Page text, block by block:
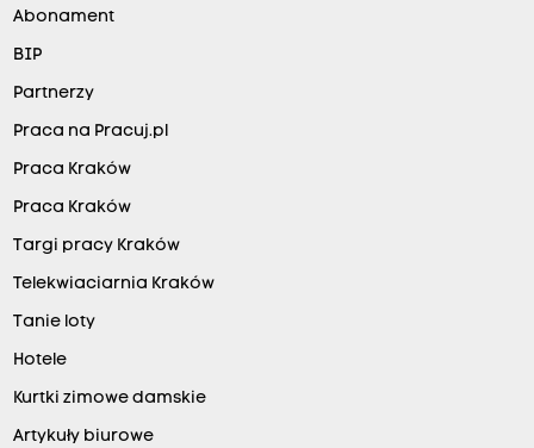
Abonament
BIP
Partnerzy
Praca na Pracuj.pl
Praca Kraków
Praca Kraków
Targi pracy Kraków
Telekwiaciarnia Kraków
Tanie loty
Hotele
Kurtki zimowe damskie
Artykuły biurowe